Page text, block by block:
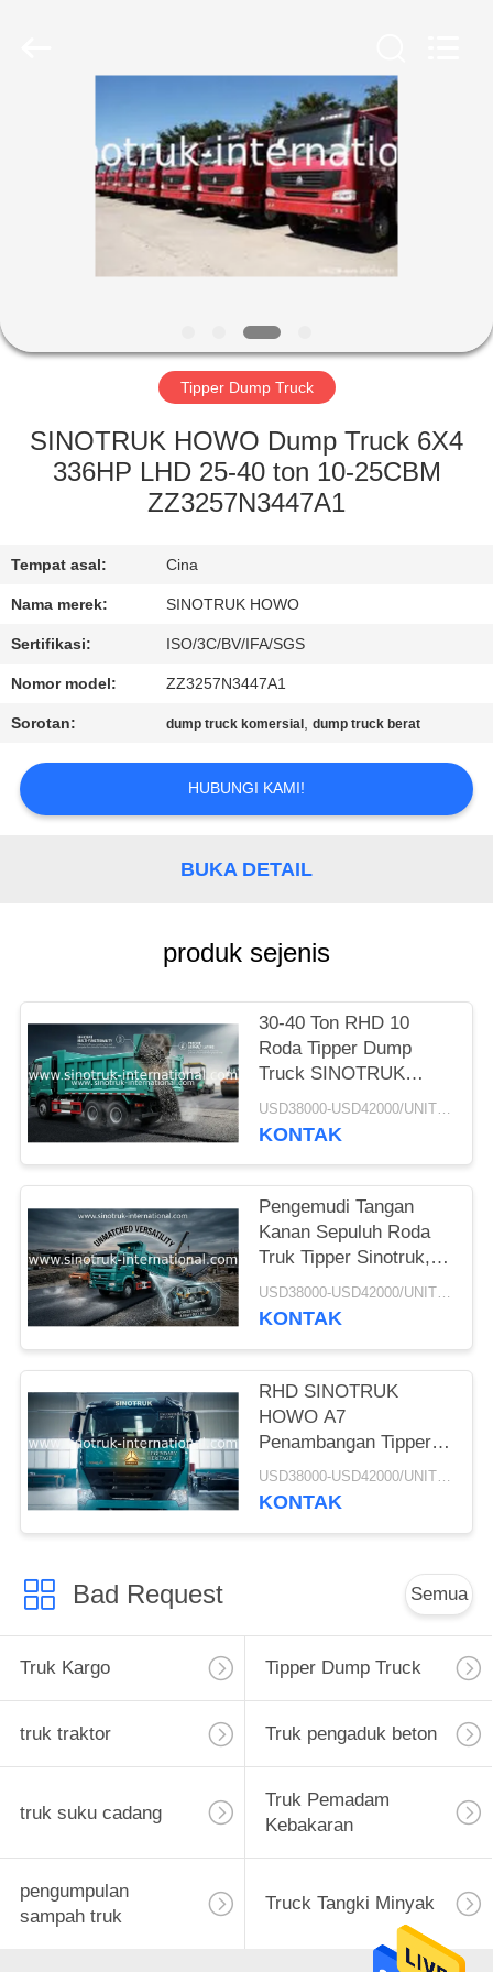
RUMAH
PRODUK
TENTANG
TUR
KONTROL
KUALITAS
HUBUNGI
KAMI
MINTA
KUTIPAN
SITEMAP
Tipper Dump Truck
SINOTRUK HOWO Dump Truck 6X4
336HP LHD 25-40 ton 10-25CBM
ZZ3257N3447A1
Tempat asal: Cina
Nama merek: SINOTRUK HOWO
Sertifikasi: ISO/3C/BV/IFA/SGS
Nomor model: ZZ3257N3447A1
Sorotan: dump truck komersial ,dump truck berat
HUBUNGI KAMI!
BUKA DETAIL
produk sejenis
30-40 Ton RHD 10
Roda Tipper Dump
Truck SINOTRUK
HOWO A7 Untuk
Konstruksi
USD38000-USD42000/UNIT)negotiation MOQ:1 unit
KONTAK
Pengemudi Tangan
Kanan Sepuluh Roda
Truk Tipper Sinotruk,
Truk Dump Tugas
Berat
USD38000-USD42000/UNIT)negotiation MOQ:1 unit
KONTAK
RHD SINOTRUK
HOWO A7
Penambangan Tipper
Dump Truck
ZZ3257M3847N1 A7-P
USD38000-USD42000/UNIT)negotiation MOQ:1 unit
KONTAK
Bad Request Semua
Truk Kargo Tipper Dump Truck
truk traktor Truk pengaduk beton
truk suku cadang
Truk Pemadam
Kebakaran
pengumpulan
sampah truk
Truck Tangki Minyak